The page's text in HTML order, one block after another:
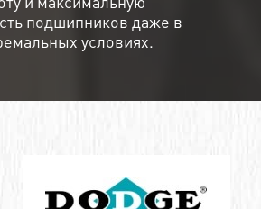
подшипников даже в
условиях.